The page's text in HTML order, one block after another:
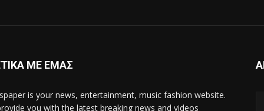
ΜΕ ΕΜΑΣ
is your news, entertainment, music fashion website.
you with the latest breaking news and videos